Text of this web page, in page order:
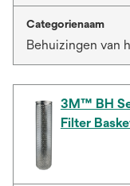
Categorienaam
Behuizingen van
3M™ BH
Filter